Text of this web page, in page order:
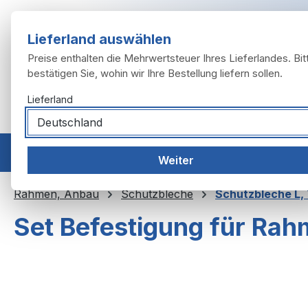
Rahmen, Anbau Schutzbleche Schutzbleche L,
Set Befestigung für
Lieferland auswählen
Preise enthalten die Mehrwertsteuer Ihres Lieferlandes.
bestätigen Sie, wohin wir Ihre Bestellung liefern sollen.
Lieferland
Weiter